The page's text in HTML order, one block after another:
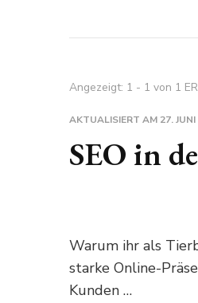
Angezeigt: 1 - 1 von 1
AKTUALISIERT AM 27.
SEO in
Warum ihr als
starke Online-
Kunden …